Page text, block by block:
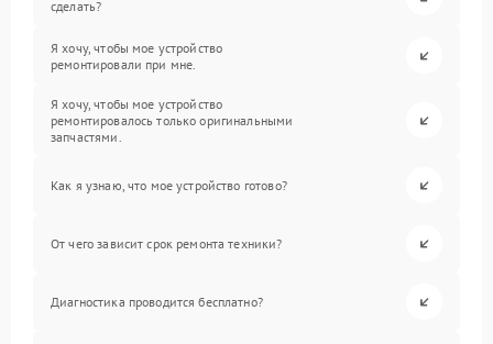
сделать?
Я хочу, чтобы мое устройство
ремонтировали при мне.
Я хочу, чтобы мое устройство
ремонтировалось только оригинальными
запчастями.
Как я узнаю, что мое устройство готово?
От чего зависит срок ремонта техники?
Диагностика проводится бесплатно?